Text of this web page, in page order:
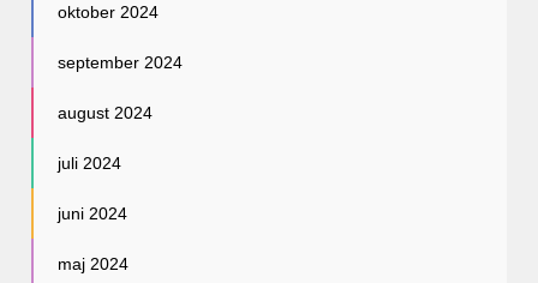
oktober 2024
september 2024
august 2024
juli 2024
juni 2024
maj 2024